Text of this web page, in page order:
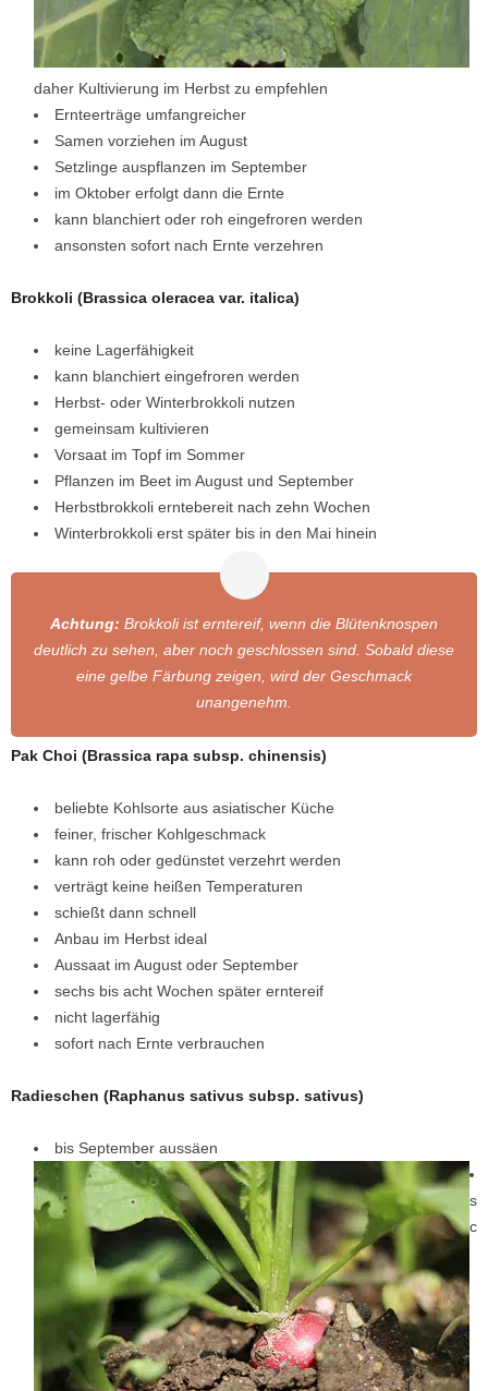
daher Kultivierung im Herbst zu empfehlen
Ernteerträge umfangreicher
Samen vorziehen im August
Setzlinge auspflanzen im September
im Oktober erfolgt dann die Ernte
kann blanchiert oder roh eingefroren werden
ansonsten sofort nach Ernte verzehren
Brokkoli (Brassica oleracea var. italica)
keine Lagerfähigkeit
kann blanchiert eingefroren werden
Herbst- oder Winterbrokkoli nutzen
gemeinsam kultivieren
Vorsaat im Topf im Sommer
Pflanzen im Beet im August und September
Herbstbrokkoli erntebereit nach zehn Wochen
Winterbrokkoli erst später bis in den Mai hinein
Achtung: Brokkoli ist erntereif, wenn die Blütenknospen
deutlich zu sehen, aber noch geschlossen sind. Sobald diese
eine gelbe Färbung zeigen, wird der Geschmack
unangenehm.
Pak Choi (Brassica rapa subsp. chinensis)
beliebte Kohlsorte aus asiatischer Küche
feiner, frischer Kohlgeschmack
kann roh oder gedünstet verzehrt werden
verträgt keine heißen Temperaturen
schießt dann schnell
Anbau im Herbst ideal
Aussaat im August oder September
sechs bis acht Wochen später erntereif
nicht lagerfähig
sofort nach Ernte verbrauchen
Radieschen (Raphanus sativus subsp. sativus)
bis September aussäen
s
c